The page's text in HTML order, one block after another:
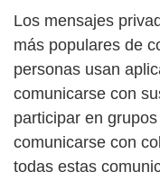
Los mensajes
más populares de
personas usan
comunicarse con
participar en
comunicarse con
todas estas